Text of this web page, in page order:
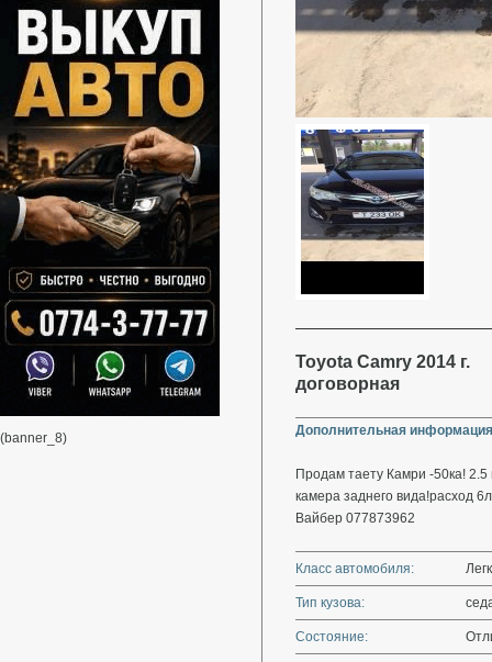
(banner_8)
Toyota Camry 2014 г.
договорная
Дополнительная
Продам таету Камри -50ка! 2.5
камера заднего вида!расход
Вайбер 077873962
Класс автомобиля:
Тип кузова:
Состояние: